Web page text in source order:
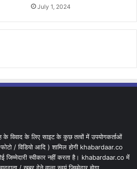
July 1, 2024
के विवाद के लिए साइट के कुछ तत्वों में उपयोगकर्ताओं
फोटो / विडियो आदि ) शामिल होगी khabardaar.co
जिम्मेदारी स्वीकार नहीं करता है। khabardaar.co में